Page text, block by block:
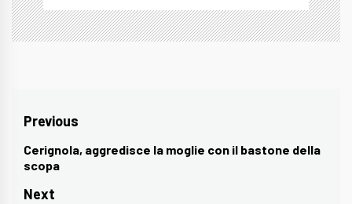
Navigazione
articoli
Previous
Previous
post:
Cerignola, aggredisce la moglie con il bastone della
scopa
Next